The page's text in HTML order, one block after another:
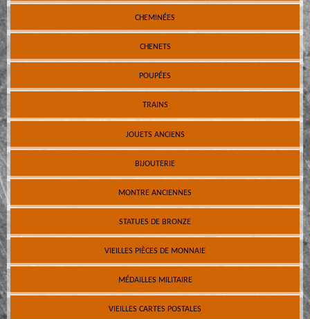
CHEMINÉES
CHENETS
POUPÉES
TRAINS
JOUETS ANCIENS
BIJOUTERIE
MONTRE ANCIENNES
STATUES DE BRONZE
VIEILLES PIÈCES DE MONNAIE
MÉDAILLES MILITAIRE
VIEILLES CARTES POSTALES